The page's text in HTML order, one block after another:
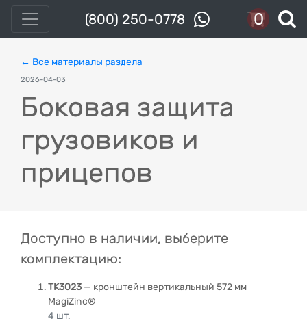
(800) 250-0778 0
← Все материалы раздела
2026-04-03
Боковая защита
грузовиков и
прицепов
Доступно в наличии, выберите
комплектацию:
TK3023— кронштейн вертикальный 572 мм
MagiZinc®
4 шт.